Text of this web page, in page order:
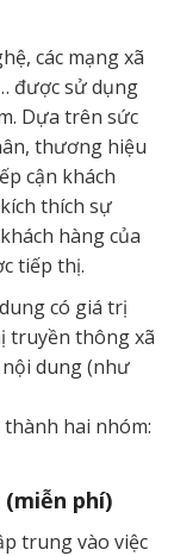
các mạng xã
được sử dụng
Dựa trên sức
thương hiệu
cận khách
thích sự
hàng của
tiếp thị.
có giá trị
truyền thông xã
dung (như
hai nhóm:
phí)
trung vào việc